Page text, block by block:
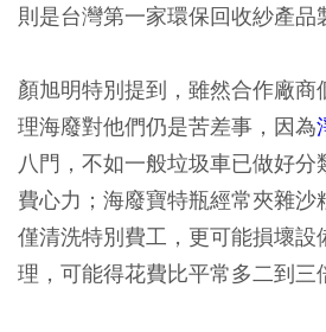
則是台灣第一家環保回收紗產品
顏旭明特別提到，雖然合作廠商
理海廢對他們仍是苦差事，因為
八門，不如一般垃圾車已做好分
費心力；海廢寶特瓶經常夾雜沙
僅清洗特別費工，更可能損壞設
理，可能得花費比平常多二到三